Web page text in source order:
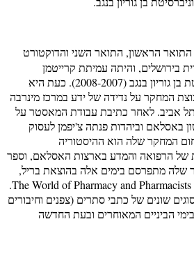
הראשון, התואר השני והדוקטורט
בירושלים, והיתה עמיתת קרייטמן
לבתר-דוקטורט באוניברסיטת בן גוריון בנגב (2008-2007). כעת היא
המחקר על נדידה של ידע במרכז מינרבה
תל אביב. לאחר כתיבת עבודת המאסטר על
באסלאם וביהדות פנתה צ'יפמן לעסוק
המחקר שלה הוא ההיסטוריה
של הרפואה והמדע בארצות האסלאם, וספר
שלה מתפרסם בימים אלה בהוצאת בריל,
בכותרת The World of Pharmacy and Pharmacists in Mamlūk Cairo.
שונים של כתבי סתרים (צפנים וחיבורים
הביניים המאוחרים ובעת החדשה